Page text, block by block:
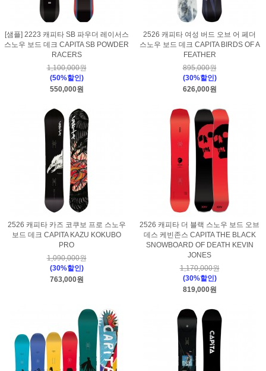
[샘플] 2223 캐피타 SB 파우더 레이서스
스노우 보드 데크 CAPITA SB POWDER
RACERS
1,100,000원
(50%할인)
550,000원
2526 캐피타 여성 버드 오브 어 페더
스노우 보드 데크 CAPITA BIRDS OF A
FEATHER
895,000원
(30%할인)
626,000원
2526 캐피타 카즈 코쿠보 프로 스노우
보드 데크 CAPITA KAZU KOKUBO
PRO
1,090,000원
(30%할인)
763,000원
2526 캐피타 더 블랙 스노우 보드 오브
데스 케빈존스 CAPITA THE BLACK
SNOWBOARD OF DEATH KEVIN
JONES
1,170,000원
(30%할인)
819,000원